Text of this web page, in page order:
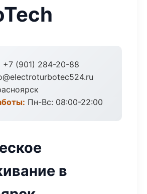
+7 (901) 284-20-88
Пн-Вс: 08:00-22:00
в